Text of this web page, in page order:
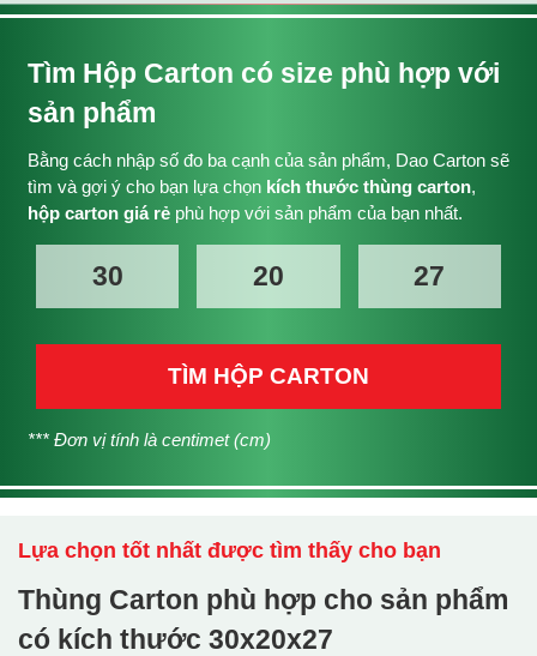
Tìm Hộp Carton có size phù hợp với
sản phẩm
Bằng cách nhập số đo ba cạnh của sản phẩm, Dao Carton sẽ
tìm và gợi ý cho bạn lựa chọn kích thước thùng carton,
hộp carton giá rẻphù hợp với sản phẩm của bạn nhất.
TÌM HỘP CARTON
*** Đơn vị tính là centimet (cm)
Lựa chọn tốt nhất được tìm thấy cho bạn
Thùng Carton phù hợp cho sản phẩm
có kích thước 30x20x27